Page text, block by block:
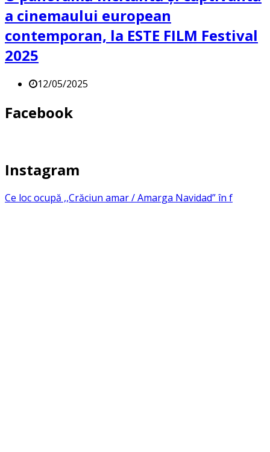
a cinemaului european
contemporan, la ESTE FILM Festival
2025
12/05/2025
Facebook
Instagram
Ce loc ocupă ,,Crăciun amar / Amarga Navidad” în f